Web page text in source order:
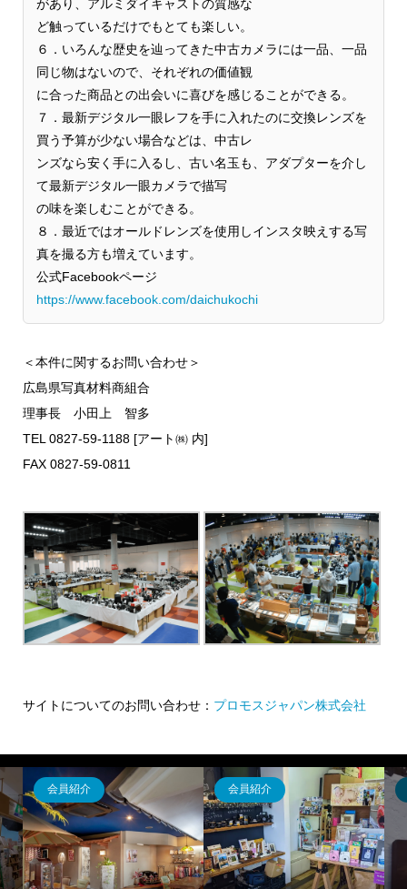
があり、アルミダイキャストの質感な
ど触っているだけでもとても楽しい。
６．いろんな歴史を辿ってきた中古カメラには一品、一品
同じ物はないので、それぞれの価値観
に合った商品との出会いに喜びを感じることができる。
７．最新デジタル一眼レフを手に入れたのに交換レンズを
買う予算が少ない場合などは、中古レ
ンズなら安く手に入るし、古い名玉も、アダプターを介し
て最新デジタル一眼カメラで描写
の味を楽しむことができる。
８．最近ではオールドレンズを使用しインスタ映えする写
真を撮る方も増えています。
公式Facebookページ
https://www.facebook.com/daichukochi
＜本件に関するお問い合わせ＞
広島県写真材料商組合
理事長 小田上 智多
TEL 0827-59-1188 [アート㈱ 内]
FAX 0827-59-0811
サイトについてのお問い合わせ： プロモスジャパン株式会社
会員紹介 会員紹介